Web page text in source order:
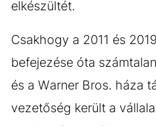
elkészültét.
Csakhogy a 2011 és
befejezése óta
és a Warner Bros. háza
vezetőség került a